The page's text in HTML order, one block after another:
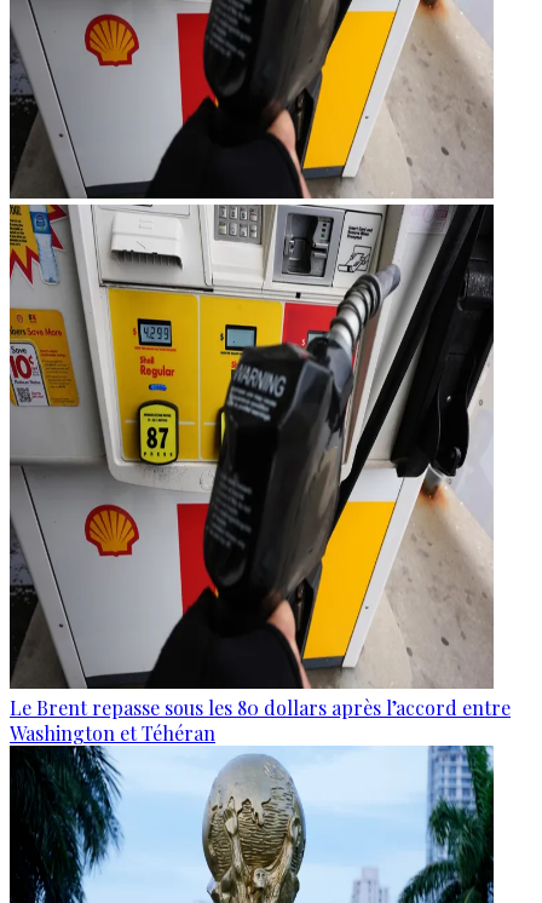
Le Brent repasse sous les 80 dollars après l’accord entre
Washington et Téhéran